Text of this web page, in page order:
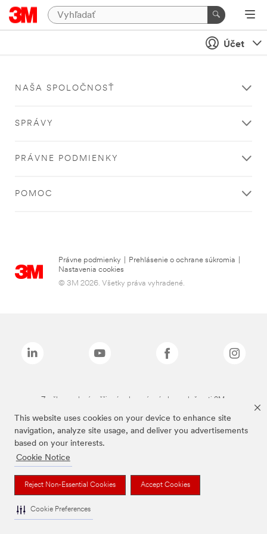
This website uses cookies on your device to enhance site
navigation, analyze site usage, and deliver you advertisements
based on your interests.
Cookie Notice
Reject Non-Essential Cookies Accept Cookies
Cookie Preferences
Účet
NAŠA SPOLOČNOSŤ
SPRÁVY
PRÁVNE PODMIENKY
POMOC
Právne podmienky Prehlásenie o ochrane súkromia
Nastavenia cookies
© 3M 2026. Všetky práva vyhradené.
Značky uvedené vyššie sú ochranné známky spoločnosti 3M.